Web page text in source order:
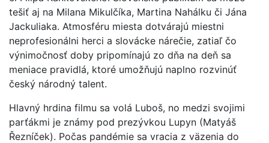
tešiť aj na Milana Mikulčíka, Martina Nahálku či Jána
Jackuliaka. Atmosféru miesta dotvárajú miestni
neprofesionálni herci a slovácke nárečie, zatiaľ čo
výnimočnosť doby pripomínajú zo dňa na deň sa
meniace pravidlá, ktoré umožňujú naplno rozvinúť
český národný talent.
Hlavný hrdina filmu sa volá Luboš, no medzi svojimi
parťákmi je známy pod prezývkou Lupyn (Matyáš
Řezníček). Počas pandémie sa vracia z väzenia do